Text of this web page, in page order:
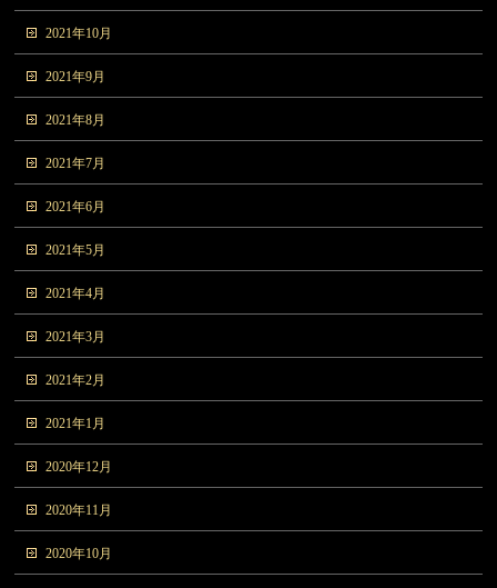
2021年10月
2021年9月
2021年8月
2021年7月
2021年6月
2021年5月
2021年4月
2021年3月
2021年2月
2021年1月
2020年12月
2020年11月
2020年10月